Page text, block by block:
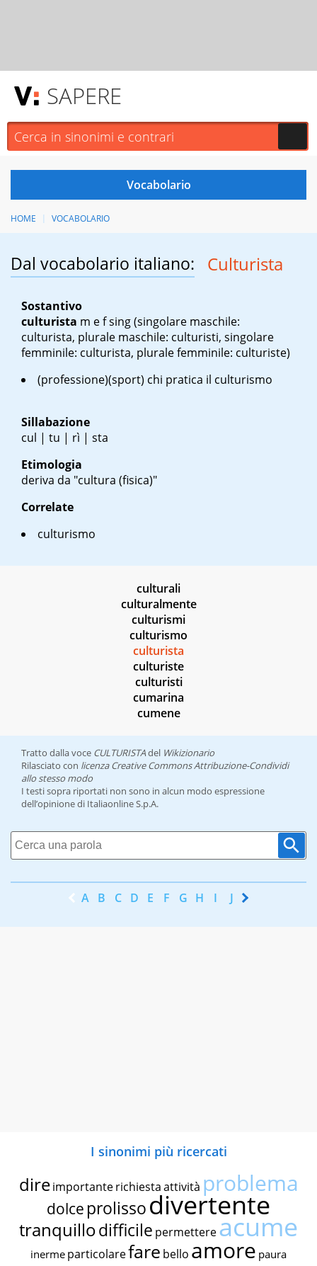
SAPERE
HOME VOCABOLARIO
Dal vocabolario italiano: Culturista
Sostantivo
culturista m ef sing(singolare maschile:
culturista, plurale maschile: culturisti, singolare
femminile: culturista, plurale femminile: culturiste)
(professione)(sport) chi pratica il culturismo
Sillabazione
cul | tu | rì | sta
Etimologia
deriva da "cultura (fisica)"
Correlate
culturismo
culturali
culturalmente
culturismi
culturismo
culturista
culturiste
culturisti
cumarina
cumene
Tratto dalla voce CULTURISTAdel Wikizionario
Rilasciato con licenza Creative Commons Attribuzione-Condividi
allo stesso modo
I testi sopra riportati non sono in alcun modo espressione
dell’opinione di Italiaonline S.p.A.
A B C D E F G H I J K
I sinonimi più ricercati
dire importante richiestaattività problema
dolce prolissodivertente
tranquillodifficile permettereacume
inerme particolarefare bello amore paura